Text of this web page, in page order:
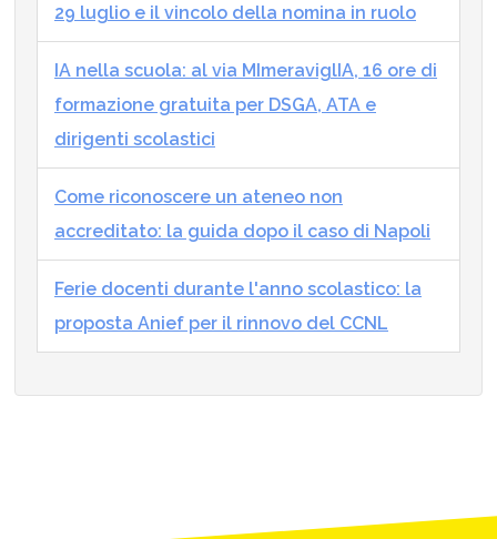
29 luglio e il vincolo della nomina in ruolo
IA nella scuola: al via MImeraviglIA, 16 ore di
formazione gratuita per DSGA, ATA e
dirigenti scolastici
Come riconoscere un ateneo non
accreditato: la guida dopo il caso di Napoli
Ferie docenti durante l'anno scolastico: la
proposta Anief per il rinnovo del CCNL